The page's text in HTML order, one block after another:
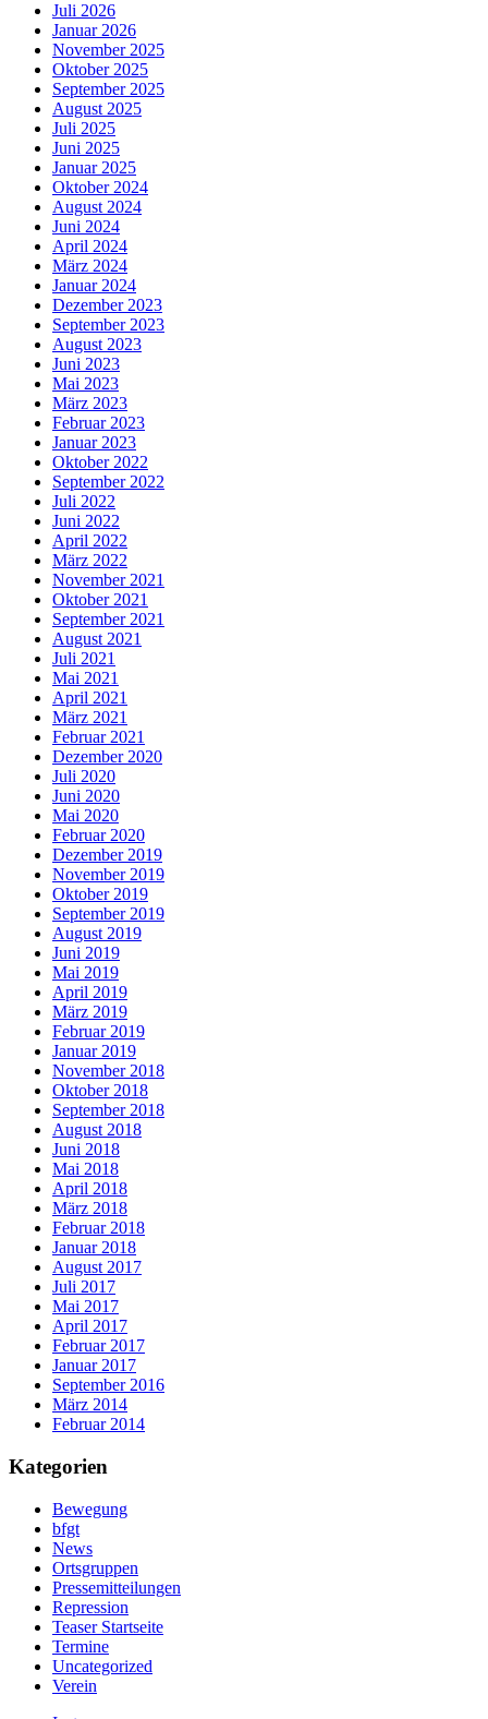
Juli 2026
Januar 2026
November 2025
Oktober 2025
September 2025
August 2025
Juli 2025
Juni 2025
Januar 2025
Oktober 2024
August 2024
Juni 2024
April 2024
März 2024
Januar 2024
Dezember 2023
September 2023
August 2023
Juni 2023
Mai 2023
März 2023
Februar 2023
Januar 2023
Oktober 2022
September 2022
Juli 2022
Juni 2022
April 2022
März 2022
November 2021
Oktober 2021
September 2021
August 2021
Juli 2021
Mai 2021
April 2021
März 2021
Februar 2021
Dezember 2020
Juli 2020
Juni 2020
Mai 2020
Februar 2020
Dezember 2019
November 2019
Oktober 2019
September 2019
August 2019
Juni 2019
Mai 2019
April 2019
März 2019
Februar 2019
Januar 2019
November 2018
Oktober 2018
September 2018
August 2018
Juni 2018
Mai 2018
April 2018
März 2018
Februar 2018
Januar 2018
August 2017
Juli 2017
Mai 2017
April 2017
Februar 2017
Januar 2017
September 2016
März 2014
Februar 2014
Kategorien
Bewegung
bfgt
News
Ortsgruppen
Pressemitteilungen
Repression
Teaser Startseite
Termine
Uncategorized
Verein